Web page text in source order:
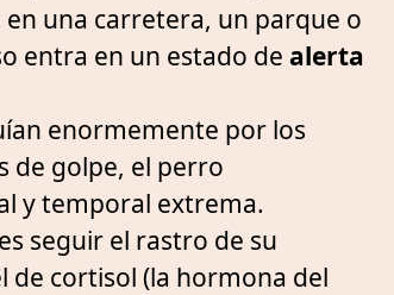
una carretera, un parque o
entra en un estado de alerta
enormemente por los
de golpe, el perro
y temporal extrema.
seguir el rastro de su
de cortisol (la hormona del